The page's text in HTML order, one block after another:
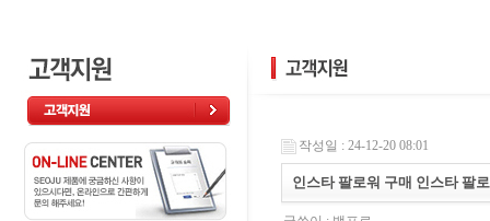
작성일 : 24-12-20 08:01
인스타 팔로워 구매 인스타 팔